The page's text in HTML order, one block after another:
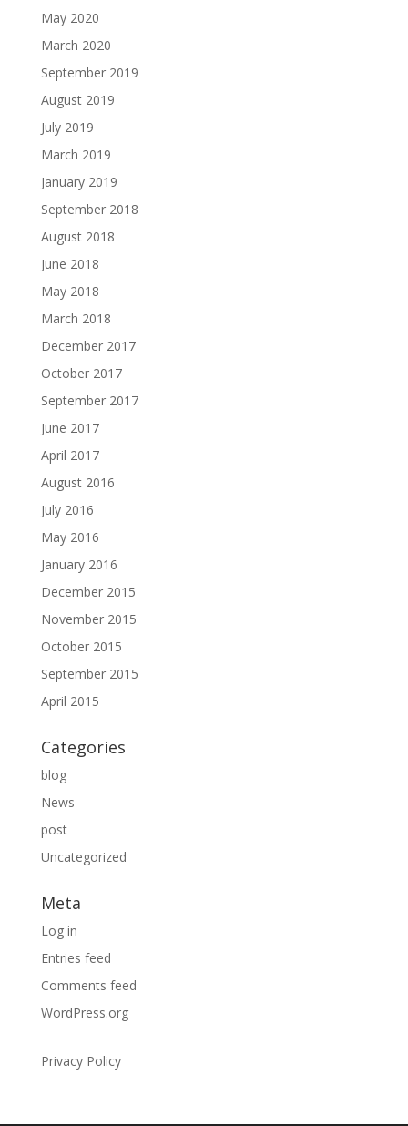
May 2020
March 2020
September 2019
August 2019
July 2019
March 2019
January 2019
September 2018
August 2018
June 2018
May 2018
March 2018
December 2017
October 2017
September 2017
June 2017
April 2017
August 2016
July 2016
May 2016
January 2016
December 2015
November 2015
October 2015
September 2015
April 2015
Categories
blog
News
post
Uncategorized
Meta
Log in
Entries feed
Comments feed
WordPress.org
Privacy Policy